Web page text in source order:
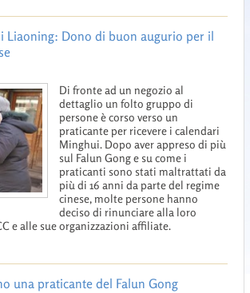
Liaoning: Dono di buon augurio per il
Di fronte ad un negozio al
dettaglio un folto gruppo di
persone è corso verso un
praticante per ricevere i calendari
Minghui. Dopo aver appreso di più
sul Falun Gong e su come i
praticanti sono stati maltrattati da
più di 16 anni da parte del regime
cinese, molte persone hanno
deciso di rinunciare alla loro
e alle sue organizzazioni affiliate.
una praticante del Falun Gong